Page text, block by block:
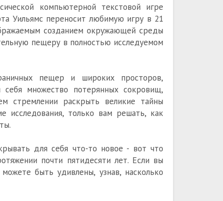
компьютерной текстовой игре
Уильямс переносит любимую игру в 21
созданием окружающей среды
пещеру в полностью исследуемом
пещер и широких просторов,
множество потерянных сокровищ,
стремлении раскрыть великие тайны
исследования, только вам решать, как
для себя что-то новое - вот что
почти пятидесяти лет. Если вы
быть удивлены, узнав, насколько